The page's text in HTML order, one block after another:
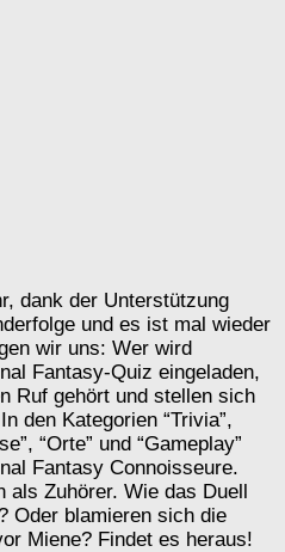
dank der Unterstützung
und es ist mal wieder
wir uns: Wer wird
Fantasy-Quiz eingeladen,
Ruf gehört und stellen sich
den Kategorien “Trivia”,
“Orte” und “Gameplay”
Fantasy Connoisseure.
als Zuhörer. Wie das Duell
Oder blamieren sich die
Miene? Findet es heraus!